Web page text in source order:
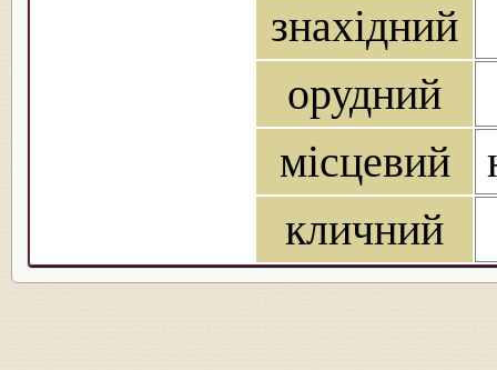
знахідний
орудний
місцевий
кличний